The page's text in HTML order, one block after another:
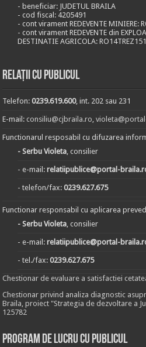
- beneficiar: JUDETUL BRAILA
- cod fiscal: 4205491
- cont virament REDEVENTE MINIERE:
- cont virament REDEVENTE din
DESTINATIE AGRICOLA:
Relații cu publicul
Telefon:0239.619.600, int. 202 sau 231
E-mail:consiliu@cjbraila.ro ,
Functionarul resposabil cu difuzarea
- Serbu Violeta , consilier
- e-mail:relatiipublice@portal-
- telefon/fax:0239.627.675
Functionar responsabil cu aplicarea
- Serbu Violeta , consilier
- e-mail:relatiipublice@portal-
- tel./fax:0239.627.675
Chestionar de evaluare a satisfactiei
Chestionar privind analiza diagnostic
Braila, proiect "Strategia de dezvoltare a
125782
Program de lucru cu publicul